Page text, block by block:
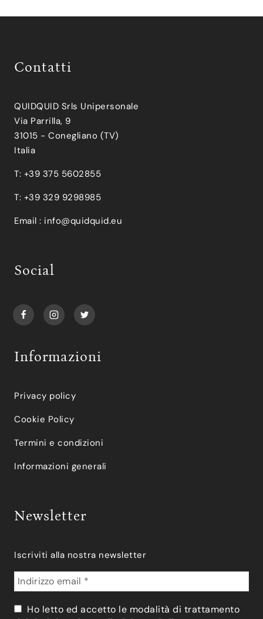
Contatti
QUIDQUID Srls Unipersonale
Via Parrilla, 9
31015 - Conegliano (TV)
Italia
T: +39 375 5602855
T: +39 329 9298985
Email : info@quidquid.eu
Social
Informazioni
Privacy policy
Cookie Policy
Termini e condizioni
Informazioni generali
Newsletter
Iscriviti alla nostra newsletter
Ho letto ed accetto le modalità di trattamento